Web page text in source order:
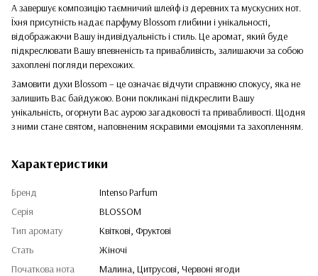
А завершує композицію таємничий шлейф із деревних та мускусних нот.
Їхня присутність надає парфуму Blossom глибини і унікальності,
відображаючи Вашу індивідуальність і стиль. Це аромат, який буде
підкреслювати Вашу впевненість та привабливість, залишаючи за собою
захоплені погляди перехожих.
Замовити духи Blossom – це означає відчути справжню спокусу, яка не
залишить Вас байдужою. Вони покликані підкреслити Вашу
унікальність, огорнути Вас аурою загадковості та привабливості. Щодня
з ними стане святом, наповненим яскравими емоціями та захопленням.
Характеристики
Бренд
Intenso Parfum
Серія
BLOSSOM
Тип аромату
Квіткові, Фруктові
Стать
Жіночі
Початкова нота
Малина, Цитрусові, Червоні ягоди